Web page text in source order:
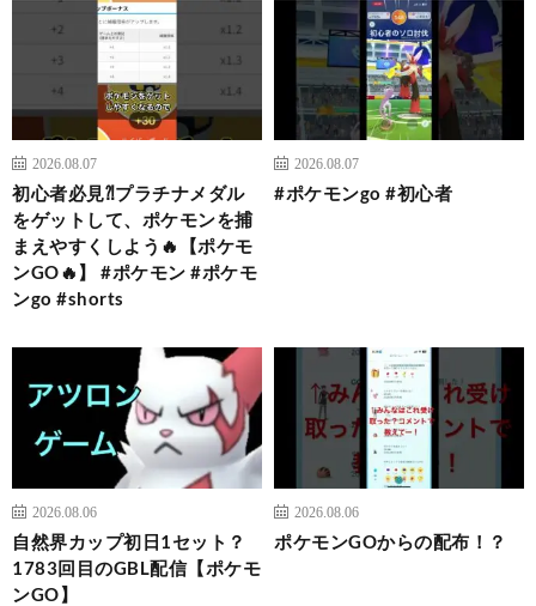
2026.08.07
初心者必見⁈プラチナメダル
をゲットして、ポケモンを捕
まえやすくしよう🔥【ポケモ
ンGO🔥】 #ポケモン #ポケモ
ンgo #shorts
2026.08.07
#ポケモンgo #初心者
2026.08.06
自然界カップ初日1セット？
1783回目のGBL配信【ポケモ
ンGO】
2026.08.06
ポケモンGOからの配布！？